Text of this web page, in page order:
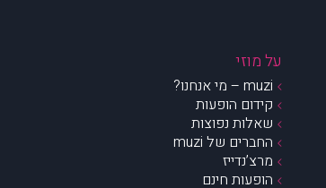
על מוזי
muzi – מי אנחנו?
קידום הופעות
שאלות נפוצות
החברים של muzi
מרצ’נדייז
הופעות חינם